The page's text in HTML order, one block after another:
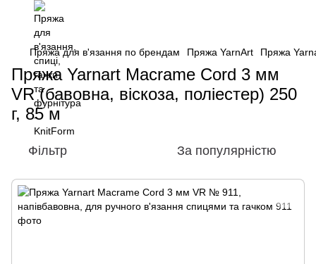
Пряжа для в'язання по брендам Пряжа YarnArt Пряжа
Пряжа Yarnart Macrame Cord 3 мм
VR (бавовна, віскоза, поліестер) 250
г, 85 м
Фільтр За популярністю